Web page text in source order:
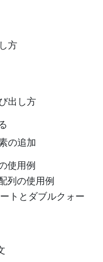
方
出し方
の追加
使用例
列の使用例
トとダブルクォー